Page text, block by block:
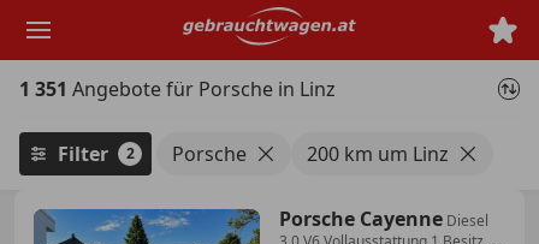
Hauptinhalt
1 351 Angebote für Porsche in Linz
Filter 2 Porsche 200 km um Linz
Porsche Cayenne Diesel